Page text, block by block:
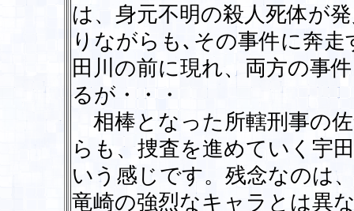
は、身元不明の殺人死体が
りながらも､その事件に奔
田川の前に現れ、両方の事
るが・・・
相棒となった所轄刑事の
らも、捜査を進めていく宇
いう感じです。残念なのは
竜崎の強烈なキャラとは異